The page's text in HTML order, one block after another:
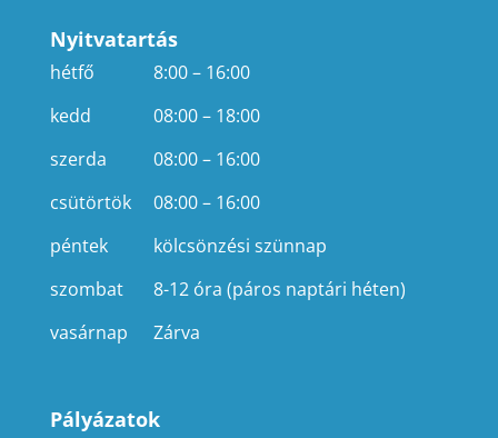
Nyitvatartás
hétfő
8:00 – 16:00
kedd
08:00 – 18:00
szerda
08:00 – 16:00
csütörtök
08:00 – 16:00
péntek
kölcsönzési szünnap
szombat
8-12 óra (páros naptári héten)
vasárnap
Zárva
Pályázatok